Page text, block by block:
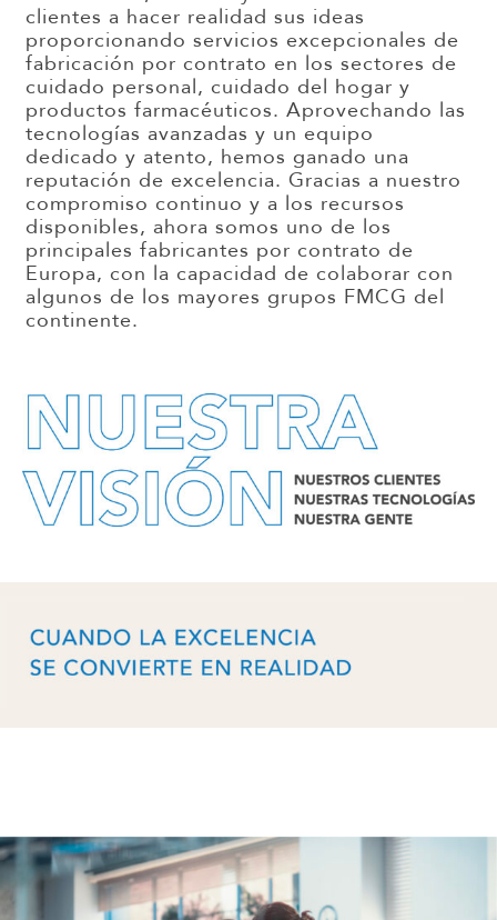
clientes a hacer realidad sus ideas
proporcionando servicios excepcionales de
fabricación por contrato en los sectores de
cuidado personal, cuidado del hogar y
productos farmacéuticos. Aprovechando las
tecnologías avanzadas y un equipo
dedicado y atento, hemos ganado una
reputación de excelencia. Gracias a nuestro
compromiso continuo y a los recursos
disponibles, ahora somos uno de los
principales fabricantes por contrato de
Europa, con la capacidad de colaborar con
algunos de los mayores grupos FMCG del
continente.